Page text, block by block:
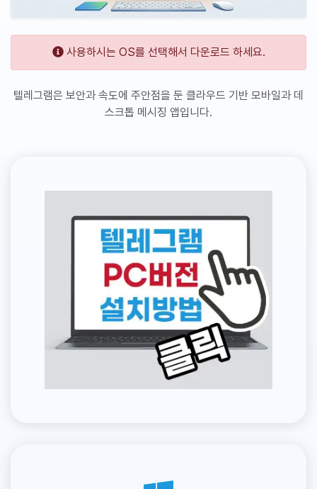
사용하시는 OS를 선택해서 다운로드 하세요.
텔레그램은 보안과 속도에 주안점을 둔 클라우드 기반 모바일과 데
스크톱 메시징 앱입니다.